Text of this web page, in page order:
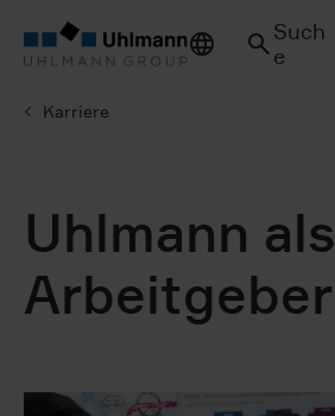
Such
e
Karriere
Uhlmann als
Arbeitgeber